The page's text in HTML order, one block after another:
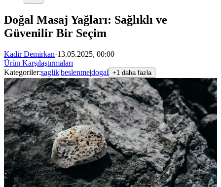
Doğal Masaj Yağları: Sağlıklı ve
Güvenilir Bir Seçim
Kadir Demirkan·13.05.2025, 00:00
Ürün Karşılaştırmaları
Kategoriler:saglik|beslenme|dogal +1 daha fazla